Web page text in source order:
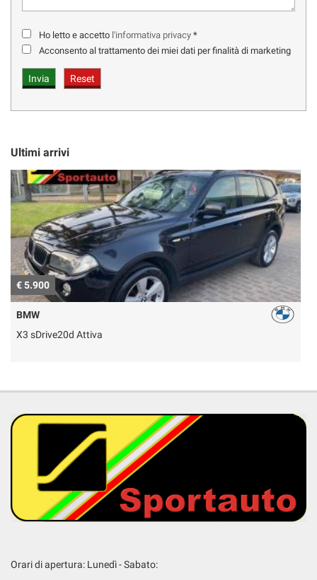
Ho letto e accetto l'informativa privacy *
Acconsento al trattamento dei miei dati per finalità di marketing
Ultimi arrivi
€ 5.900
BMW
X3 sDrive20d Attiva
Orari di apertura: Lunedì - Sabato: